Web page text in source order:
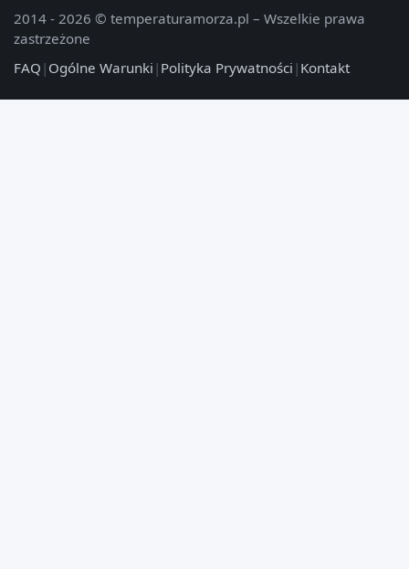
2014 - 2026 © temperaturamorza.pl – Wszelkie prawa
zastrzeżone
FAQ | Ogólne Warunki | Polityka Prywatności | Kontakt